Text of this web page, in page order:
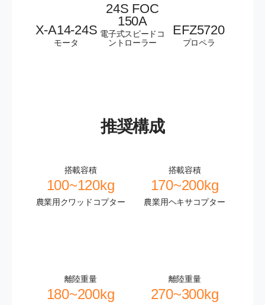
X-A14-24S
モータ
24S FOC
150A
電子式スピードコ
ントローラー
EFZ5720
プロペラ
推奨構成
搭載容積
100~120kg
農業用クワッドコプター
搭載容積
170~200kg
農業用ヘキサコプター
離陸重量
180~200kg
離陸重量
270~300kg